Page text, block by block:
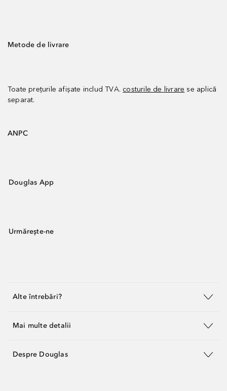
Metode de livrare
Toate prețurile afișate includ TVA. costurile de livrare se aplică
separat.
ANPC
Douglas App
Urmărește-ne
Alte întrebări?
Mai multe detalii
Despre Douglas